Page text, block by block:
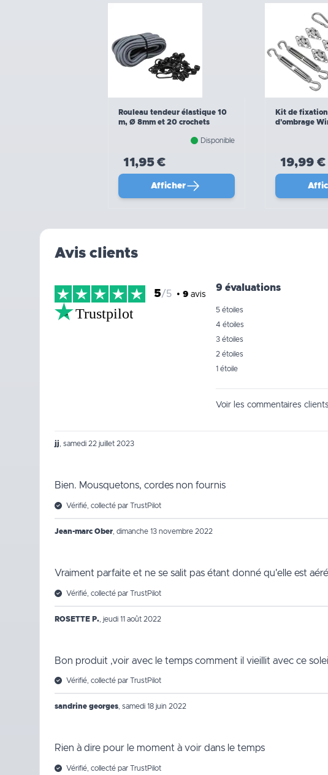
Rouleau tendeur élastique 10
m, Ø 8mm et 20 crochets
Disponible
11,95 €
Afficher
Kit de
d'ombrage
19,99 €
Avis clients
5/5 • 9 avis
Trustpilot
9 évaluations
5 étoiles
4 étoiles
3 étoiles
2 étoiles
1 étoile
Voir les commentaires clients
jj samedi 22 juillet 2023
Bien. Mousquetons, cordes non fournis
Vérifié, collecté par TrustPilot
Jean-marc Ober dimanche 13 novembre 2022
Vraiment parfaite et ne se salit pas étant donné qu'elle est
Vérifié, collecté par TrustPilot
ROSETTE P. jeudi 11 août 2022
Bon produit ,voir avec le temps comment il vieillit avec ce
Vérifié, collecté par TrustPilot
sandrine georges, samedi 18 juin 2022
Rien à dire pour le moment à voir dans le temps
Vérifié, collecté par TrustPilot